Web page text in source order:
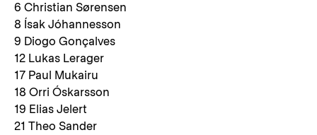
6 Christian Sørensen
8 Ísak Jóhannesson
9 Diogo Gonçalves
12 Lukas Lerager
17 Paul Mukairu
18 Orri Óskarsson
19 Elias Jelert
21 Theo Sander